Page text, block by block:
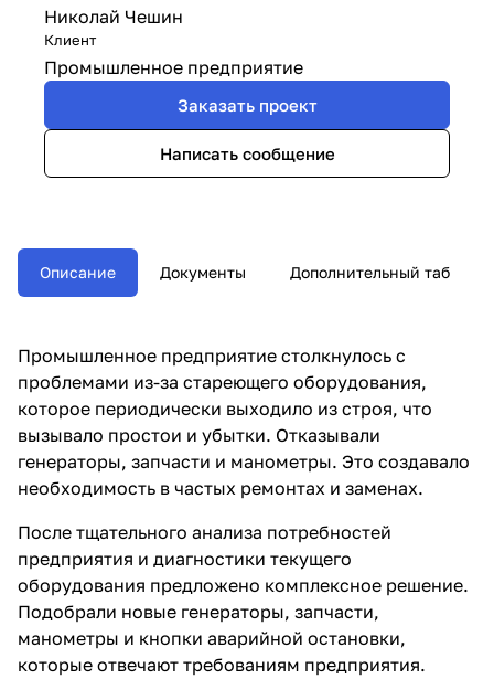
Николай Чешин
Клиент
Промышленное предприятие
Заказать проект
Написать сообщение
Описание Документы Дополнительный таб
Промышленное предприятие столкнулось с
проблемами из-за стареющего оборудования,
которое периодически выходило из строя, что
вызывало простои и убытки. Отказывали
генераторы, запчасти и манометры. Это создавало
необходимость в частых ремонтах и заменах.
После тщательного анализа потребностей
предприятия и диагностики текущего
оборудования предложено комплексное решение.
Подобрали новые генераторы, запчасти,
манометры и кнопки аварийной остановки,
которые отвечают требованиям предприятия.